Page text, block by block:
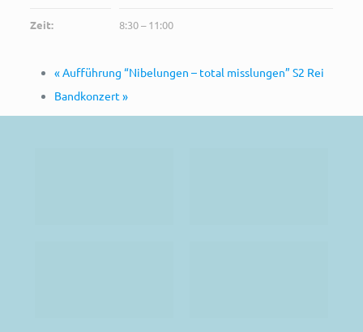
Zeit: 8:30 – 11:00
«Aufführung “Nibelungen – total misslungen” S2 Rei
Bandkonzert»